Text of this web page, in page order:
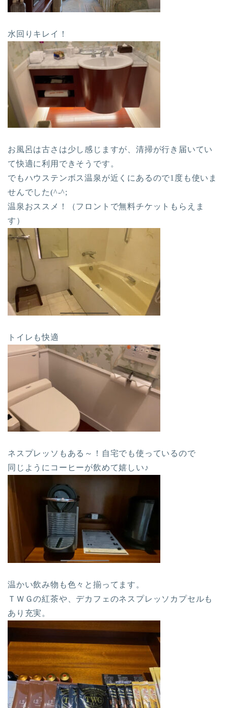
水回りキレイ！
お風呂は古さは少し感じますが、清掃が行き届いてい
て快適に利用できそうです。
でもハウステンボス温泉が近くにあるので1度も使いま
せんでした(^-^;
温泉おススメ！（フロントで無料チケットもらえま
す）
トイレも快適
ネスプレッソもある～！自宅でも使っているので
同じようにコーヒーが飲めて嬉しい♪
温かい飲み物も色々と揃ってます。
ＴＷＧの紅茶や、デカフェのネスプレッソカプセルも
あり充実。